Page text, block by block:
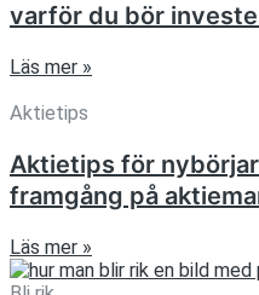
varför du bör
Läs mer »
Aktietips
Aktietips för
framgång på
Läs mer »